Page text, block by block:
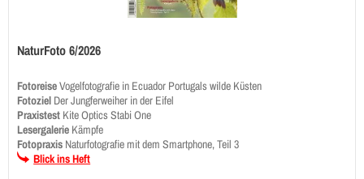
NaturFoto 6/2026
FotoreiseVogelfotografie in Ecuador Portugals wilde Küsten
Fotoziel Der Jungferweiher in der Eifel
Praxistest Kite Optics Stabi One
Lesergalerie Kämpfe
Fotopraxis Naturfotografie mit dem Smartphone, Teil 3
Blick ins Heft